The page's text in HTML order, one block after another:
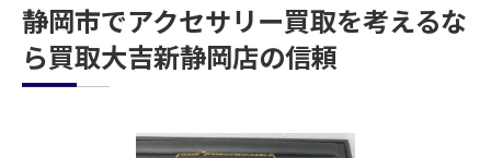
静岡市内でのアクセサリー買取における信
頼性
ばれる理由
静岡市でアクセサリー買取を考えるな
ら買取大吉新静岡店の信頼